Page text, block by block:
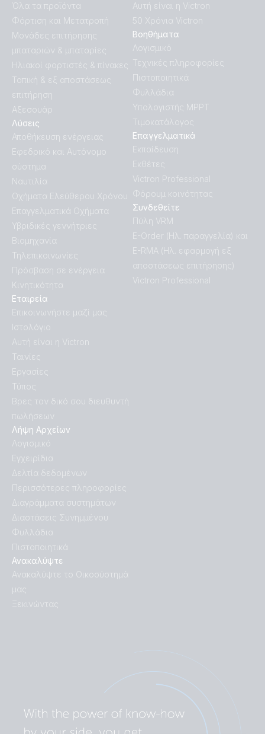
Όλα τα προϊόντα
Φόρτιση και Μετατροπή
Μονάδες επιτήρησης
μπαταριών & μπαταρίες
Ηλιακοί φορτιστές & πίνακες
Τοπική & εξ αποστάσεως
επιτήρηση
Αξεσουάρ
Ανακαλύψτε
Ανακαλύψτε το Οικοσύστημά
μας
Ξεκινώντας
Αυτή είναι η Victron
50 Χρόνια Victron
Λήψη Αρχείων
Λογισμικό
Εγχειρίδια
Δελτία δεδομένων
Περισσότερες πληροφορίες
Διαγράμματα συστημάτων
Διαστάσεις Συνημμένου
Φυλλάδια
Πιστοποιητικά
Λύσεις
Αποθήκευση ενέργειας
Εφεδρικό και Αυτόνομο
σύστημα
Ναυτιλία
Οχήματα Ελεύθερου Χρόνου
Επαγγελματικά Οχήματα
Υβριδικές γεννήτριες
Βιομηχανία
Τηλεπικοινωνίες
Πρόσβαση σε ενέργεια
Κινητικότητα
Εταιρεία
Επικοινωνήστε μαζί μας
Ιστολόγιο
Αυτή είναι η Victron
Ταινίες
Εργασίες
Τύπος
Βρες τον δικό σου διευθυντή
πωλήσεων
Βοηθήματα
Λογισμικό
Τεχνικές πληροφορίες
Πιστοποιητικά
Φυλλάδια
Υπολογιστής MPPT
Τιμοκατάλογος
Επαγγελματικά
Εκπαίδευση
Εκθέτες
Victron Professional
Φόρουμ κοινότητας
Συνδεθείτε
Πύλη VRM
E-Order (Ηλ. παραγγελία) και
E-RMA (Ηλ. εφαρμογή εξ
αποστάσεως επιτήρησης)
Victron Professional